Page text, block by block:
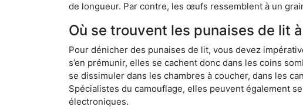
de longueur. Par contre, les œufs ressemblent à un
Où se trouvent les punaises de lit
Pour dénicher des punaises de lit, vous devez
s’en prémunir, elles se cachent donc dans les coins
se dissimuler dans les chambres à coucher, dans les
Spécialistes du camouflage, elles peuvent également
électroniques.